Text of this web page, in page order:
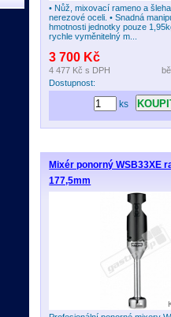
• Nůž, mixovací rameno a
nerezové oceli. • Snadná
hmotnosti jednotky pouze
rychle vyměnitelný m...
3 700 Kč
4 477 Kč s DPH
Dostupnost:
ks
Mixér ponorný WSB33XE
177,5mm